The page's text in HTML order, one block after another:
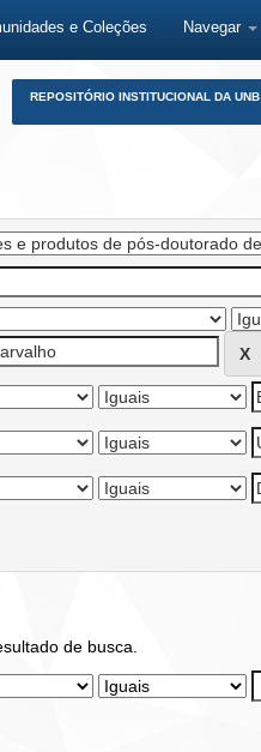
e Coleções Navegar
REPOSITÓRIO INSTITUCIONAL DA UNB
de busca.